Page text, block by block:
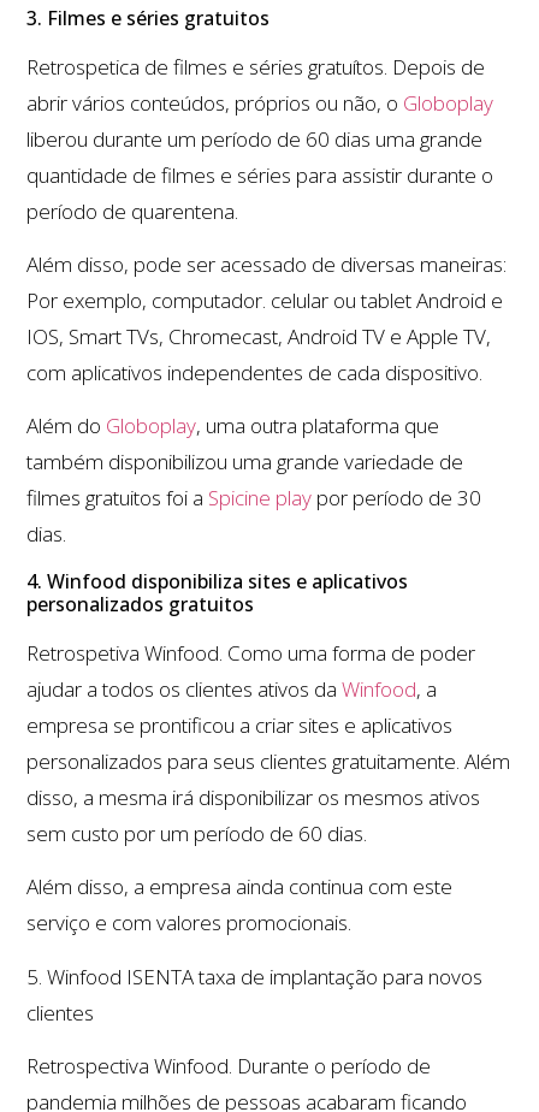
3. Filmes e séries gratuitos
Retrospetica de filmes e séries gratuítos. Depois de
abrir vários conteúdos, próprios ou não, o Globoplay
liberou durante um período de 60 dias uma grande
quantidade de filmes e séries para assistir durante o
período de quarentena.
Além disso, pode ser acessado de diversas maneiras:
Por exemplo, computador. celular ou tablet Android e
IOS, Smart TVs, Chromecast, Android TV e Apple TV,
com aplicativos independentes de cada dispositivo.
Além do Globoplay, uma outra plataforma que
também disponibilizou uma grande variedade de
filmes gratuitos foi a Spicine play por período de 30
dias.
4. Winfood disponibiliza sites e aplicativos
personalizados gratuitos
Retrospetiva Winfood. Como uma forma de poder
ajudar a todos os clientes ativos daWinfood, a
empresa se prontificou a criar sites e aplicativos
personalizados para seus clientes gratuitamente. Além
disso, a mesma irá disponibilizar os mesmos ativos
sem custo por um período de 60 dias.
Além disso, a empresa ainda continua com este
serviço e com valores promocionais.
5. Winfood ISENTA taxa de implantação para novos
clientes
Retrospectiva Winfood. Durante o período de
pandemia milhões de pessoas acabaram ficando